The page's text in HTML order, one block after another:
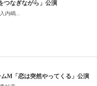
つなぎながら」公演
内嶋...
M「恋は突然やってくる」公演